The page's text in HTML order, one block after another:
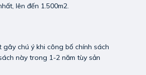
lên đến 1.500m2.
gây chú ý khi công bố chính sách
này trong 1-2 năm tùy sản